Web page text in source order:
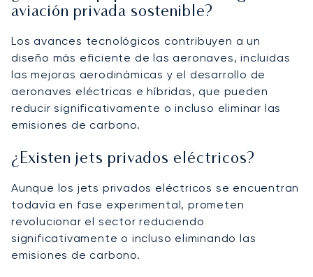
aviación privada sostenible?
Los avances tecnológicos contribuyen a un
diseño más eficiente de las aeronaves, incluidas
las mejoras aerodinámicas y el desarrollo de
aeronaves eléctricas e híbridas, que pueden
reducir significativamente o incluso eliminar las
emisiones de carbono.
¿Existen jets privados eléctricos?
Aunque los jets privados eléctricos se encuentran
todavía en fase experimental, prometen
revolucionar el sector reduciendo
significativamente o incluso eliminando las
emisiones de carbono.